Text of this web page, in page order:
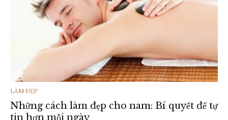
THỂ
LOẠI
LÀM ĐẸP
Những cách làm đẹp cho nam: Bí quyết để tự
tin hơn mỗi ngày